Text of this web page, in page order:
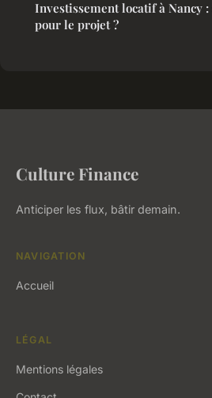
Investissement locatif à Nancy
pour le projet ?
Culture Finance
Anticiper les flux, bâtir demain.
NAVIGATION
Accueil
LÉGAL
Mentions légales